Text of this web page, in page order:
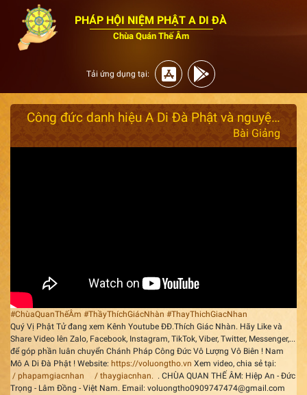
PHÁP HỘI NIỆM PHẬT A DI ĐÀ
Chùa Quán Thế Âm
Tải ứng dụng tại:
Công đức danh hiệu A Di Đà Phật và nguyện 18 10 niệm vãng sanh
Bài Giảng
#ChùaQuanThếÂm #ThầyThíchGiácNhàn #ThayThichGiacNhan
Quý Vị Phật Tử đang xem Kênh Youtube ĐĐ.Thích Giác Nhàn. Hãy Like và
Share Video lên Zalo, Facebook, Instagram, TikTok, Viber, Twitter, Messenger,...
để góp phần luân chuyển Chánh Pháp Công Đức Vô Lượng Vô Biên ! Nam
Mô A Di Đà Phật ! Website: https://voluongtho.vn Xem video, chia sẻ tại:
/ phapamgiacnhan
/ thaygiacnhan. . CHÙA QUAN THẾ ÂM: Hiệp An - Đức
Trọng - Lâm Đồng - Việt Nam. Email: voluongtho0909747474@gmail.com